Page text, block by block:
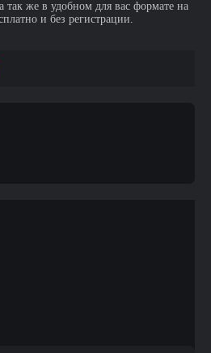
так же в удобном для вас формате на
и без регистрации.